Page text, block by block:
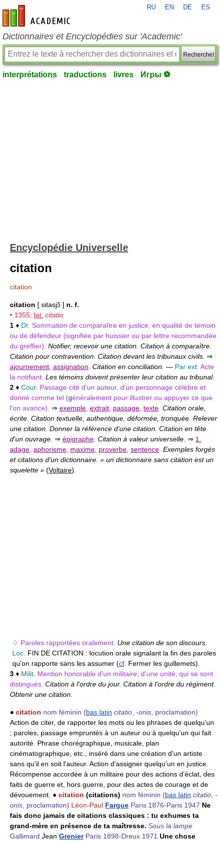
fr-academic.com
RU EN DE ES
Dictionnaires et Encyclopédies sur 'Academic'
Recherche!
interprétations traductions livres Игры ⚽
Encyclopédie Universelle
citation
citation
citation [ sitasjɔ̃ ] n. f.
• 1355; lat. citatio
1 ♦ Dr. Sommation de comparaître en justice, en qualité de témoin
ou de défendeur (signifiée par huissier ou par lettre recommandée
du greffier). Notifier, recevoir une citation. Citation à comparaître.
Citation pour contravention. Citation devant les tribunaux civils. ⇒
ajournement assignation Citation en conciliation. — Par ext. Acte
la notifiant. Les témoins doivent présenter leur citation au tribunal.
2 ♦ Cour. Passage cité d'un auteur, d'un personnage célèbre et
donné comme tel (généralement pour illustrer ou appuyer ce que
l'on avance). ⇒ exemple extrait passage texte Citation orale,
écrite. Citation textuelle, authentique, déformée, tronquée. Relever
une citation. Donner la référence d'une citation. Citation en tête
d'un ouvrage. ⇒ épigraphe Citation à valeur universelle. ⇒ 1.
adage aphorisme maxime proverbe sentence Exemples forgés
et citations d'un dictionnaire. « un dictionnaire sans citation est un
squelette » (Voltaire)
♢ Paroles rapportées oralement. Une citation de son discours.
Loc. FIN DE CITATION : locution orale signalant la fin des paroles
qu'on rapporte sans les assumer (cf . Fermer les guillemets).
3 ♦ Milit. Mention honorable d'un militaire, d'une unité, qui se sont
distingués. Citation à l'ordre du jour. Citation à l'ordre du régiment.
Obtenir une citation.
● citation nom féminin (bas latin citatio -onis , proclamation)
Action de citer, de rapporter les mots ou les phrases de quelqu'un
; paroles, passage empruntés à un auteur ou à quelqu'un qui fait
autorité. Phrase chorégraphique, musicale, plan
cinématographique, etc., inséré dans une création d'un artiste
sans qu'il en soit l'auteur. Action d'assigner quelqu'un en justice.
Récompense accordée à un militaire pour des actions d'éclat, des
faits de guerre et, hors guerre, pour des actes de courage et de
dévouement. ● citation (citations) nom féminin (bas latin citatio -
onis , proclamation) Léon-Paul Fargue Paris 1876-Paris 1947 Ne
fais donc jamais de citations classiques : tu exhumes ta
grand-mère en présence de ta maîtresse. Sous la lampe
Gallimard Jean Grenier Paris 1898-Dreux 1971 Une chose